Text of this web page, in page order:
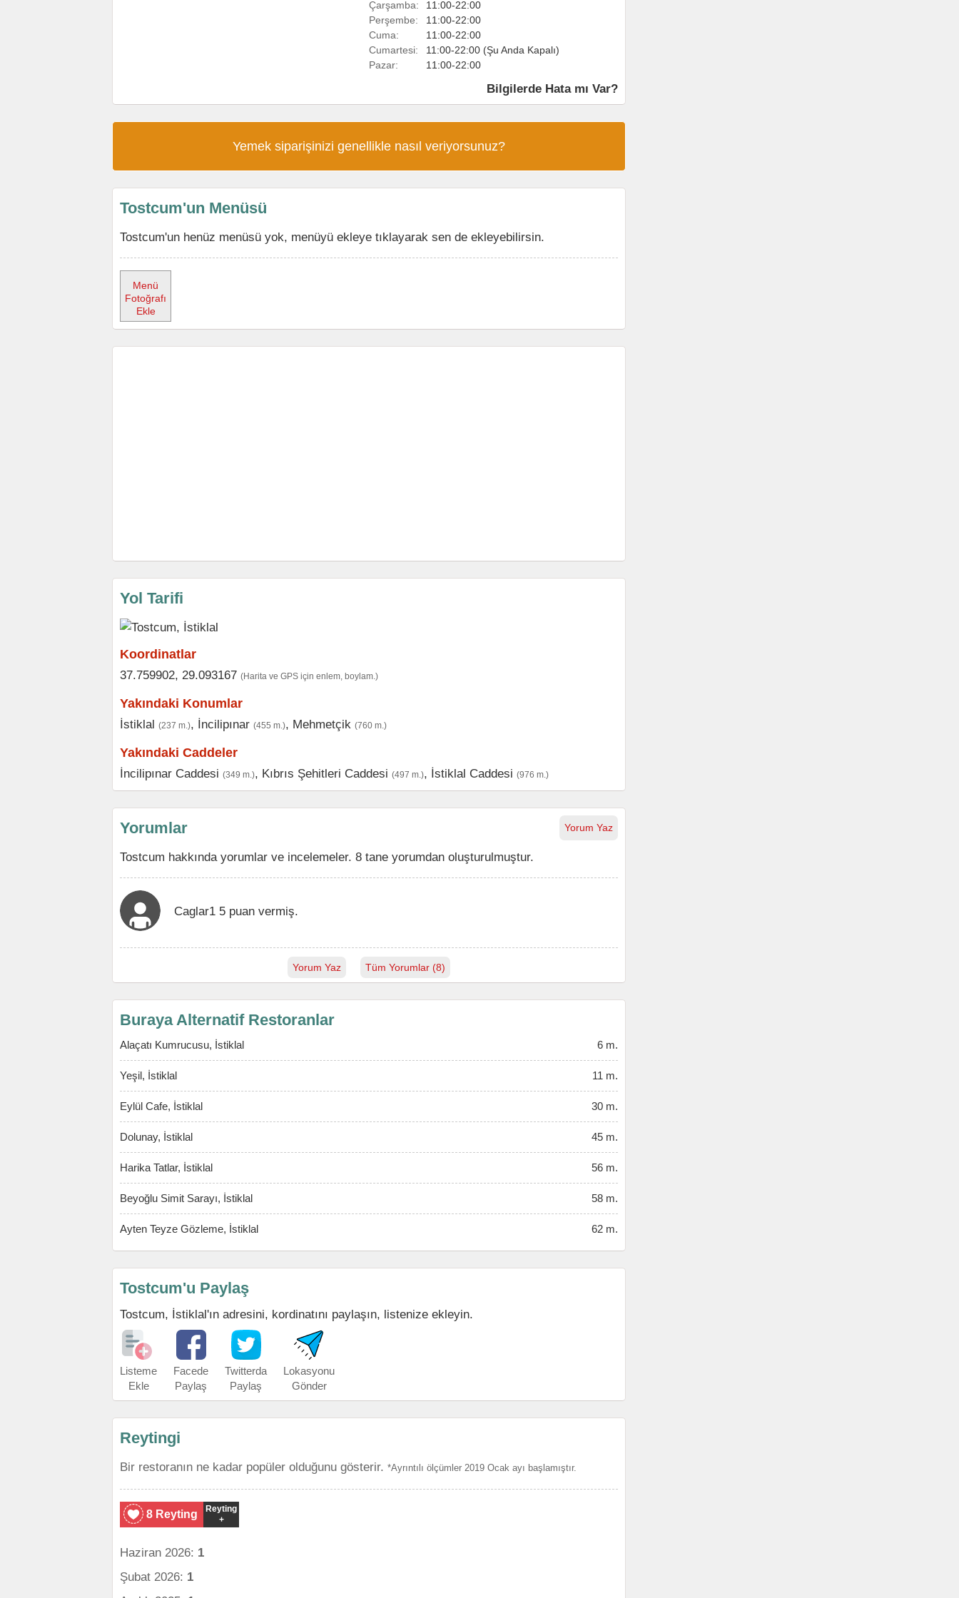
Çarşamba:
11:00-22:00
Perşembe:
11:00-22:00
Cuma:
11:00-22:00
Cumartesi:
11:00-22:00 (Şu Anda Kapalı)
Pazar:
11:00-22:00
Bilgilerde Hata mı Var?
Yemek siparişinizi genellikle nasıl veriyorsunuz?
Tostcum'un Menüsü
Tostcum'un henüz menüsü yok, menüyü ekleye tıklayarak sen de ekleyebilirsin.
Menü
Fotoğrafı
Ekle
Yol Tarifi
Koordinatlar
37.759902, 29.093167 (Harita ve GPS için enlem, boylam.)
Yakındaki Konumlar
İstiklal (237 m.), İncilipınar (455 m.), Mehmetçik (760 m.)
Yakındaki Caddeler
İncilipınar Caddesi (349 m.), Kıbrıs Şehitleri Caddesi (497 m.), İstiklal Caddesi (976 m.)
Yorum Yaz
Yorumlar
Tostcum hakkında yorumlar ve incelemeler. 8 tane yorumdan oluşturulmuştur.
Caglar1 5 puan vermiş.
Yorum Yaz Tüm Yorumlar (8)
Buraya Alternatif Restoranlar
Alaçatı Kumrucusu, İstiklal 6 m.
Yeşil, İstiklal 11 m.
Eylül Cafe, İstiklal 30 m.
Dolunay, İstiklal 45 m.
Harika Tatlar, İstiklal 56 m.
Beyoğlu Simit Sarayı, İstiklal 58 m.
Ayten Teyze Gözleme, İstiklal 62 m.
Tostcum'u Paylaş
Tostcum, İstiklal'ın adresini, kordinatını paylaşın, listenize ekleyin.
Listeme
Ekle
Facede
Paylaş
Twitterda
Paylaş
Lokasyonu
Gönder
Reytingi
Bir restoranın ne kadar popüler olduğunu gösterir. *Ayrıntılı ölçümler 2019 Ocak ayı başlamıştır.
8 Reyting
Reyting
+
Haziran 2026: 1
Şubat 2026: 1